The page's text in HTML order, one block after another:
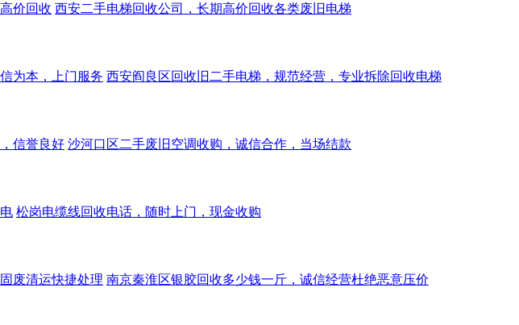
价回收 西安二手电梯回收公司，长期高价回收各类废旧电梯
为本，上门服务 西安阎良区回收旧二手电梯，规范经营，专业拆除回收电梯
信誉良好 沙河口区二手废旧空调收购，诚信合作，当场结款
松岗电缆线回收电话，随时上门，现金收购
废清运快捷处理 南京秦淮区银胶回收多少钱一斤，诚信经营杜绝恶意压价